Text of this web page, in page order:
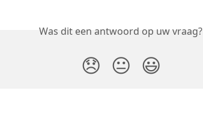
Was dit een antwoord op uw vraag?
😞 😐 😃